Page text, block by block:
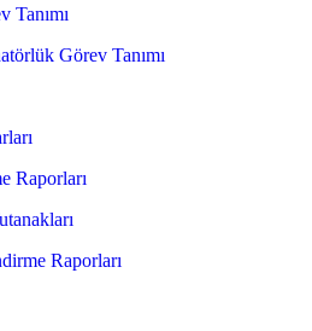
Tanımı
Görev Tanımı
Raporları
Raporları